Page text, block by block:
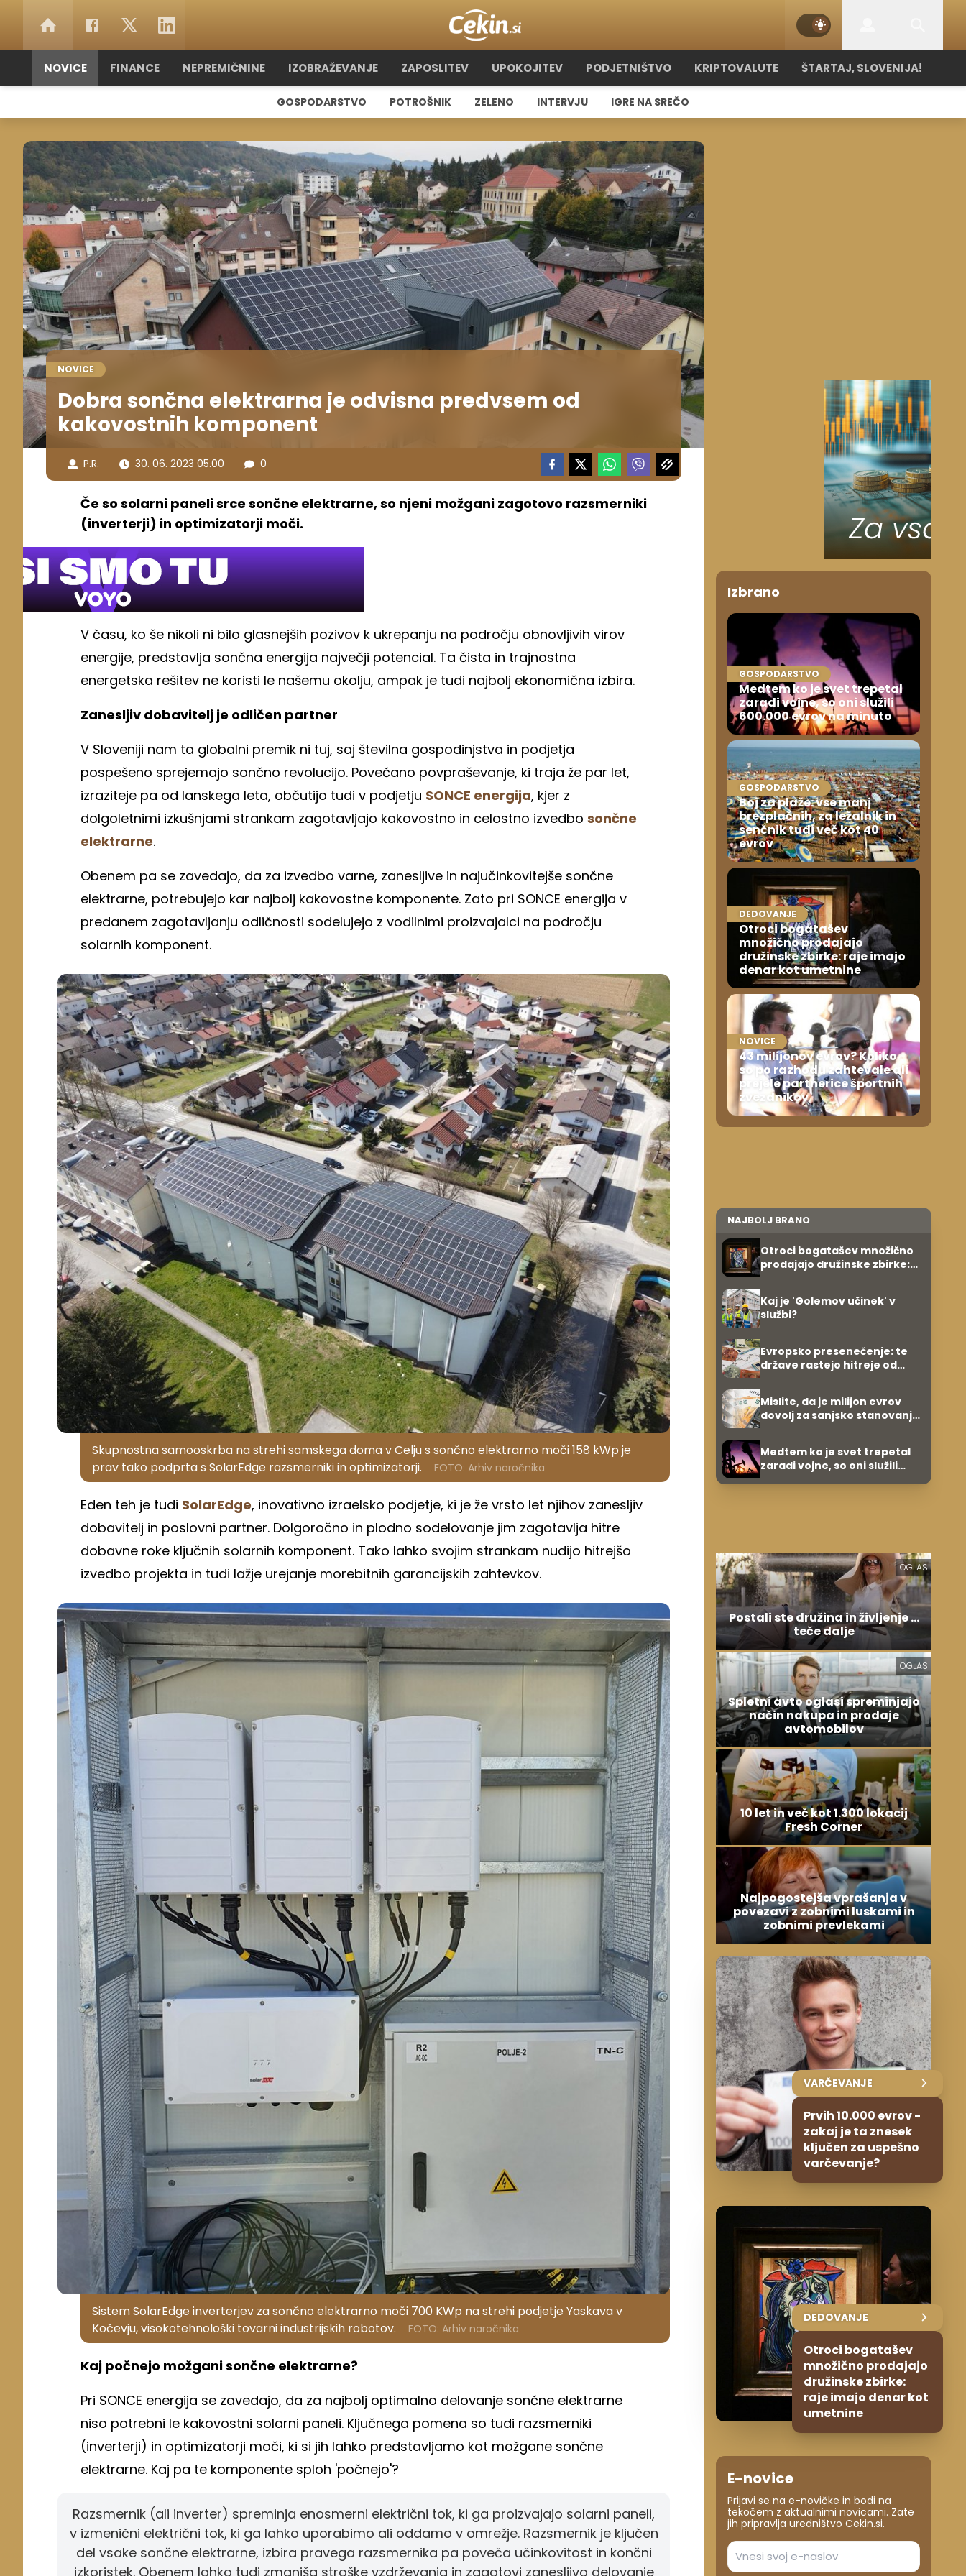
NOVICE FINANCE NEPREMIČNINE IZOBRAŽEVANJE ZAPOSLITEV UPOKOJITEV PODJETNIŠTVO KRIPTOVALUTE ŠTARTAJ, SLOVENIJA!
GOSPODARSTVO POTROŠNIK ZELENO INTERVJU IGRE NA SREČO
NOVICE
Dobra sončna elektrarna je odvisna predvsem od
kakovostnih komponent
P.R. 30. 06. 2023 05.00 0
Če so solarni paneli srce sončne elektrarne, so njeni možgani zagotovo razsmerniki
(inverterji) in optimizatorji moči.
V času, ko še nikoli ni bilo glasnejših pozivov k ukrepanju na področju obnovljivih virov
energije, predstavlja sončna energija največji potencial. Ta čista in trajnostna
energetska rešitev ne koristi le našemu okolju, ampak je tudi najbolj ekonomična izbira.
Zanesljiv dobavitelj je odličen partner
V Sloveniji nam ta globalni premik ni tuj, saj številna gospodinjstva in podjetja
pospešeno sprejemajo sončno revolucijo. Povečano povpraševanje, ki traja že par let,
izraziteje pa od lanskega leta, občutijo tudi v podjetju SONCE energija, kjer z
dolgoletnimi izkušnjami strankam zagotavljajo kakovostno in celostno izvedbo sončne
elektrarne.
Obenem pa se zavedajo, da za izvedbo varne, zanesljive in najučinkovitejše sončne
elektrarne, potrebujejo kar najbolj kakovostne komponente. Zato pri SONCE energija v
predanem zagotavljanju odličnosti sodelujejo z vodilnimi proizvajalci na področju
solarnih komponent.
Skupnostna samooskrba na strehi samskega doma v Celju s sončno elektrarno moči 158 kWp je
prav tako podprta s SolarEdge razsmerniki in optimizatorji.
FOTO: Arhiv naročnika
Eden teh je tudi SolarEdge, inovativno izraelsko podjetje, ki je že vrsto let njihov zanesljiv
dobavitelj in poslovni partner. Dolgoročno in plodno sodelovanje jim zagotavlja hitre
dobavne roke ključnih solarnih komponent. Tako lahko svojim strankam nudijo hitrejšo
izvedbo projekta in tudi lažje urejanje morebitnih garancijskih zahtevkov.
Sistem SolarEdge inverterjev za sončno elektrarno moči 700 KWp na strehi podjetje Yaskava v
Kočevju, visokotehnološki tovarni industrijskih robotov.
FOTO: Arhiv naročnika
Kaj počnejo možgani sončne elektrarne?
Pri SONCE energija se zavedajo, da za najbolj optimalno delovanje sončne elektrarne
niso potrebni le kakovostni solarni paneli. Ključnega pomena so tudi razsmerniki
(inverterji) in optimizatorji moči, ki si jih lahko predstavljamo kot možgane sončne
elektrarne. Kaj pa te komponente sploh 'počnejo'?
Razsmernik (ali inverter) spreminja enosmerni električni tok, ki ga proizvajajo solarni paneli,
v izmenični električni tok, ki ga lahko uporabimo ali oddamo v omrežje. Razsmernik je ključen
del vsake sončne elektrarne, izbira pravega razsmernika pa poveča učinkovitost in končni
izkoristek. Obenem lahko tudi zmanjša stroške vzdrževanja in zagotovi zanesljivo delovanje
Izbrano
GOSPODARSTVO
Medtem ko je svet trepetal
zaradi vojne, so oni služili
600.000 evrov na minuto
GOSPODARSTVO
Boj za plaže: vse manj
brezplačnih, za ležalnik in
senčnik tudi več kot 40
evrov
DEDOVANJE
Otroci bogatašev
množično prodajajo
družinske zbirke: raje imajo
denar kot umetnine
NOVICE
43 milijonov evrov? Koliko
so po razhodu zahtevale ali
prejele partnerice športnih
zvezdnikov
NAJBOLJ BRANO
Otroci bogatašev množično
prodajajo družinske zbirke:
Kaj je 'Golemov učinek' v
službi?
Evropsko presenečenje: te
države rastejo hitreje od
Mislite, da je milijon evrov
dovolj za sanjsko stanovanje?
Medtem ko je svet trepetal
zaradi vojne, so oni služili
OGLAS
Postali ste družina in življenje ...
teče dalje
OGLAS
Spletni avto oglasi spreminjajo
način nakupa in prodaje
avtomobilov
10 let in več kot 1.300 lokacij
Fresh Corner
Najpogostejša vprašanja v
povezavi z zobnimi luskami in
zobnimi prevlekami
VARČEVANJE
Prvih 10.000 evrov -
zakaj je ta znesek
ključen za uspešno
varčevanje?
DEDOVANJE
Otroci bogatašev
množično prodajajo
družinske zbirke:
raje imajo denar kot
umetnine
E-novice
Prijavi se na e-novičke in bodi na
tekočem z aktualnimi novicami. Zate
jih pripravlja uredništvo Cekin.si.